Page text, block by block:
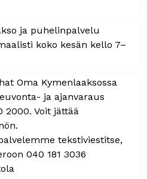
ja puhelinpalvelu
koko kesän kello 7–
Oma Kymenlaaksossa
ja ajanvaraus
2000. Voit jättää
tekstiviestitse,
040 181 3036